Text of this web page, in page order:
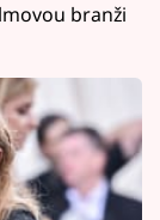
branži